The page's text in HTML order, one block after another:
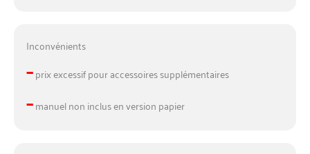
Inconvénients
–prix excessif pour accessoires supplémentaires
–manuel non inclus en version papier